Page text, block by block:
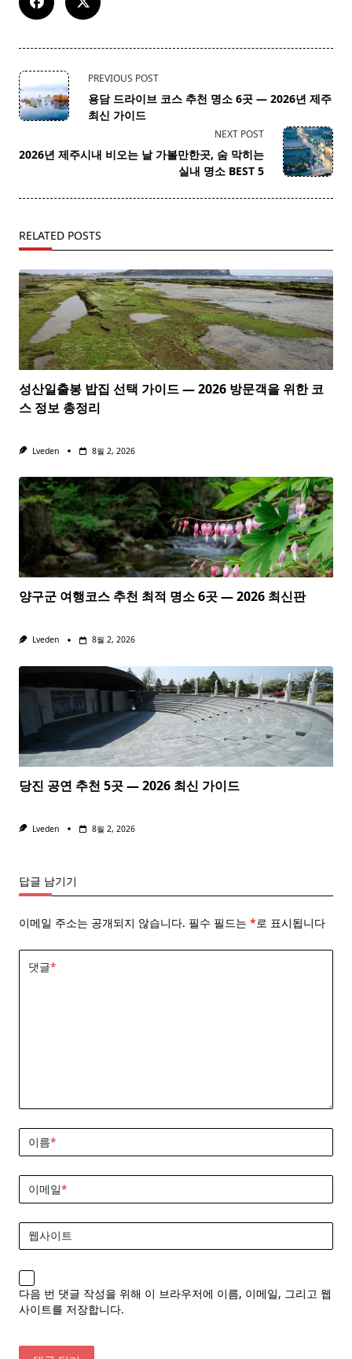
<span
class="nav-
subtitle
reader-
PREVIOUS POST
용담 드라이브 코스 추천 명소 6곳 — 2026년 제주
최신 가이드
NEXT POST
2026년 제주시내 비오는 날 가볼만한곳, 숨 막히는
실내 명소 BEST 5
RELATED POSTS
성산일출봉 밥집 선택 가이드 — 2026 방문객을 위한 코
스 정보 총정리
Lveden 8월 2, 2026
양구군 여행코스 추천 최적 명소 6곳 — 2026 최신판
Lveden 8월 2, 2026
당진 공연 추천 5곳 — 2026 최신 가이드
Lveden 8월 2, 2026
답글 남기기
이메일 주소는 공개되지 않습니다. 필수 필드는 *로 표시됩니다
댓글*
이름*
이메일*
웹사이트
다음 번 댓글 작성을 위해 이 브라우저에 이름, 이메일, 그리고 웹
사이트를 저장합니다.